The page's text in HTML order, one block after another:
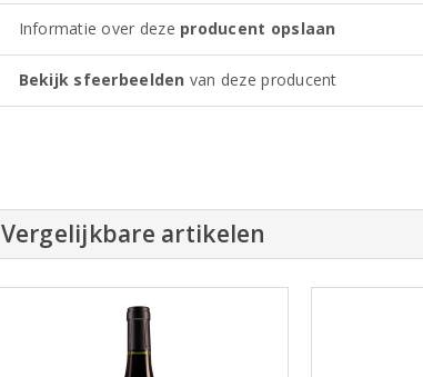
Informatie over deze producent opslaan
Bekijk sfeerbeelden van deze producent
Vergelijkbare artikelen